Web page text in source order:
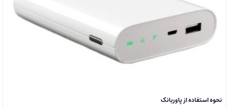
نحوه استفاده از پاوربانک